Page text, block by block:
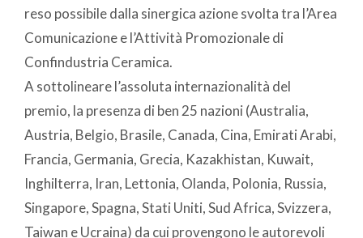
reso possibile dalla sinergica azione svolta tra l’Area
Comunicazione e l’Attività Promozionale di
Confindustria Ceramica.
A sottolineare l’assoluta internazionalità del
premio, la presenza di ben 25 nazioni (Australia,
Austria, Belgio, Brasile, Canada, Cina, Emirati Arabi,
Francia, Germania, Grecia, Kazakhistan, Kuwait,
Inghilterra, Iran, Lettonia, Olanda, Polonia, Russia,
Singapore, Spagna, Stati Uniti, Sud Africa, Svizzera,
Taiwan e Ucraina) da cui provengono le autorevoli